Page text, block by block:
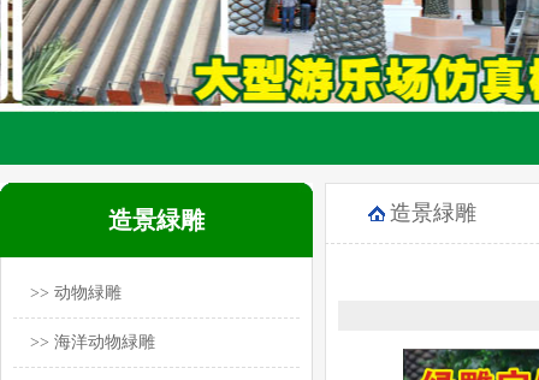
造景緑雕
>> 动物緑雕
>> 海洋动物緑雕
造景緑雕